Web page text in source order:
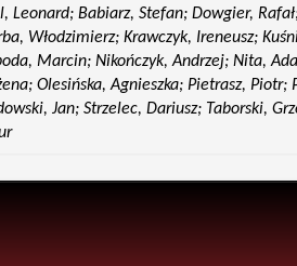
Leonard; Babiarz, Stefan; Dowgier,
Włodzimierz; Krawczyk, Ireneusz;
Marcin; Nikończyk, Andrzej; Nita,
Olesińska, Agnieszka; Pietrasz, Piotr;
Jan; Strzelec, Dariusz; Taborski,